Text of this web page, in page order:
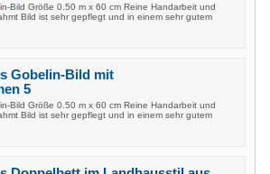
Bild Größe 0.50 m x 60 cm Reine Handarbeit und
Bild ist sehr gepflegt und in einem sehr gutem
Gobelin-Bild mit
5
Bild Größe 0.50 m x 60 cm Reine Handarbeit und
Bild ist sehr gepflegt und in einem sehr gutem